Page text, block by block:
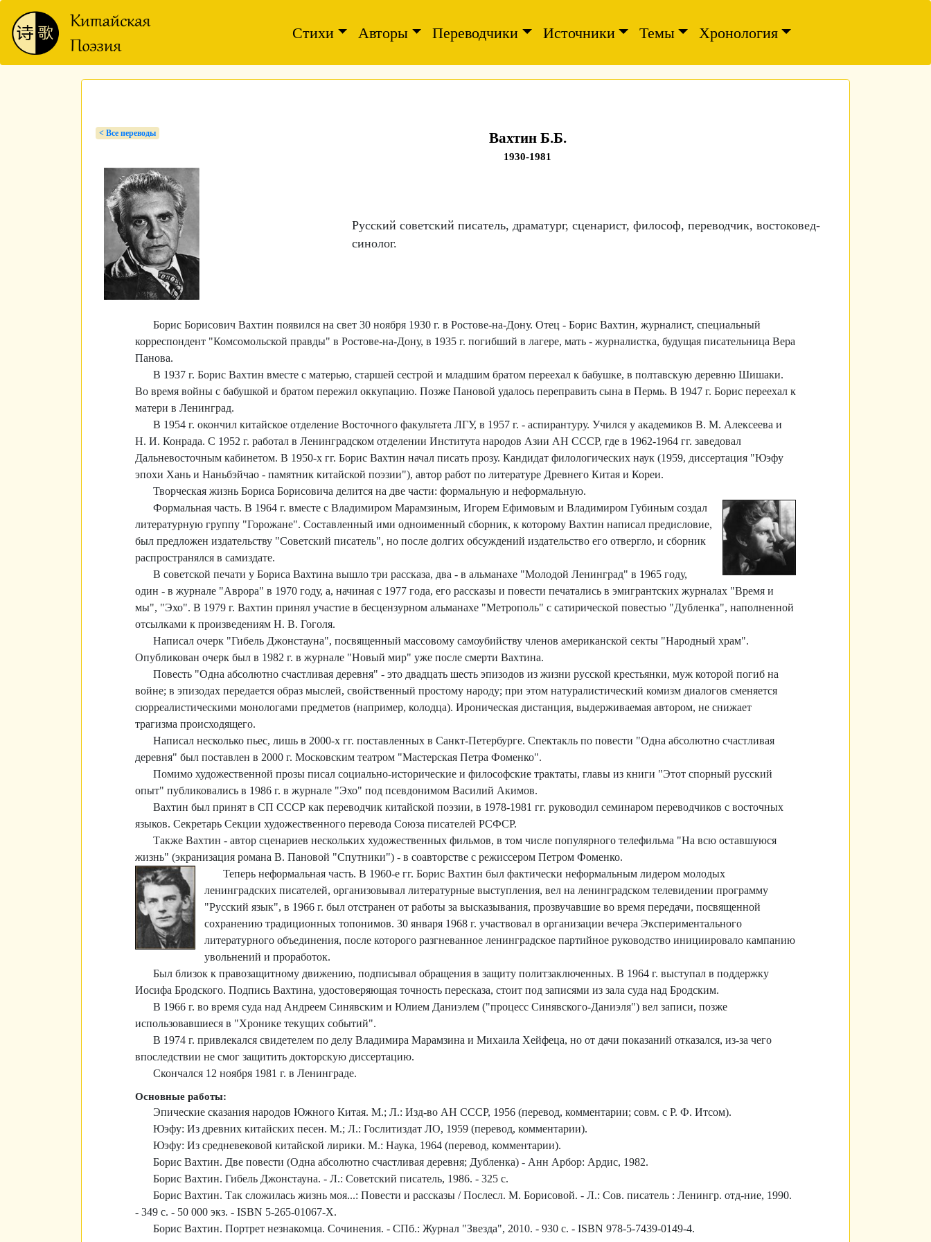
Стихи Авторы Переводчики Источники Темы Хронология
< Bсе переводы Вахтин Б.Б.
1930-1981
Русский советский писатель, драматург, сценарист, философ, переводчик, востоковед-
синолог.
Борис Борисович Вахтин появился на свет 30 ноября 1930 г. в Ростове-на-Дону. Отец - Борис Вахтин, журналист, специальный
корреспондент "Комсомольской правды" в Ростове-на-Дону, в 1935 г. погибший в лагере, мать - журналистка, будущая писательница Вера
Панова.
В 1937 г. Борис Вахтин вместе с матерью, старшей сестрой и младшим братом переехал к бабушке, в полтавскую деревню Шишаки.
Во время войны с бабушкой и братом пережил оккупацию. Позже Пановой удалось переправить сына в Пермь. В 1947 г. Борис переехал к
матери в Ленинград.
В 1954 г. окончил китайское отделение Восточного факультета ЛГУ, в 1957 г. - аспирантуру. Учился у академиков В. М. Алексеева и
Н. И. Конрада. С 1952 г. работал в Ленинградском отделении Института народов Азии АН СССР, где в 1962-1964 гг. заведовал
Дальневосточным кабинетом. В 1950-х гг. Борис Вахтин начал писать прозу. Кандидат филологических наук (1959, диссертация "Юэфу
эпохи Хань и Наньбэйчао - памятник китайской поэзии"), автор работ по литературе Древнего Китая и Кореи.
Творческая жизнь Бориса Борисовича делится на две части: формальную и неформальную.
Формальная часть. В 1964 г. вместе с Владимиром Марамзиным, Игорем Ефимовым и Владимиром Губиным создал
литературную группу "Горожане". Составленный ими одноименный сборник, к которому Вахтин написал предисловие,
был предложен издательству "Советский писатель", но после долгих обсуждений издательство его отвергло, и сборник
распространялся в самиздате.
В советской печати у Бориса Вахтина вышло три рассказа, два - в альманахе "Молодой Ленинград" в 1965 году,
один - в журнале "Аврора" в 1970 году, а, начиная с 1977 года, его рассказы и повести печатались в эмигрантских журналах "Время и
мы", "Эхо". В 1979 г. Вахтин принял участие в бесцензурном альманахе "Метрополь" с сатирической повестью "Дубленка", наполненной
отсылками к произведениям Н. В. Гоголя.
Написал очерк "Гибель Джонстауна", посвященный массовому самоубийству членов американской секты "Народный храм".
Опубликован очерк был в 1982 г. в журнале "Новый мир" уже после смерти Вахтина.
Повесть "Одна абсолютно счастливая деревня" - это двадцать шесть эпизодов из жизни русской крестьянки, муж которой погиб на
войне; в эпизодах передается образ мыслей, свойственный простому народу; при этом натуралистический комизм диалогов сменяется
сюрреалистическими монологами предметов (например, колодца). Ироническая дистанция, выдерживаемая автором, не снижает
трагизма происходящего.
Написал несколько пьес, лишь в 2000-х гг. поставленных в Санкт-Петербурге. Спектакль по повести "Одна абсолютно счастливая
деревня" был поставлен в 2000 г. Московским театром "Мастерская Петра Фоменко".
Помимо художественной прозы писал социально-исторические и философские трактаты, главы из книги "Этот спорный русский
опыт" публиковались в 1986 г. в журнале "Эхо" под псевдонимом Василий Акимов.
Вахтин был принят в СП СССР как переводчик китайской поэзии, в 1978-1981 гг. руководил семинаром переводчиков с восточных
языков. Секретарь Секции художественного перевода Союза писателей РСФСР.
Также Вахтин - автор сценариев нескольких художественных фильмов, в том числе популярного телефильма "На всю оставшуюся
жизнь" (экранизация романа В. Пановой "Спутники") - в соавторстве с режиссером Петром Фоменко.
Теперь неформальная часть. В 1960-е гг. Борис Вахтин был фактически неформальным лидером молодых
ленинградских писателей, организовывал литературные выступления, вел на ленинградском телевидении программу
"Русский язык", в 1966 г. был отстранен от работы за высказывания, прозвучавшие во время передачи, посвященной
сохранению традиционных топонимов. 30 января 1968 г. участвовал в организации вечера Экспериментального
литературного объединения, после которого разгневанное ленинградское партийное руководство инициировало кампанию
увольнений и проработок.
Был близок к правозащитному движению, подписывал обращения в защиту политзаключенных. В 1964 г. выступал в поддержку
Иосифа Бродского. Подпись Вахтина, удостоверяющая точность пересказа, стоит под записями из зала суда над Бродским.
В 1966 г. во время суда над Андреем Синявским и Юлием Даниэлем ("процесс Синявского-Даниэля") вел записи, позже
использовавшиеся в "Хронике текущих событий".
В 1974 г. привлекался свидетелем по делу Владимира Марамзина и Михаила Хейфеца, но от дачи показаний отказался, из-за чего
впоследствии не смог защитить докторскую диссертацию.
Скончался 12 ноября 1981 г. в Ленинграде.
Основные работы:
Эпические сказания народов Южного Китая. М.; Л.: Изд-во АН СССР, 1956 (перевод, комментарии; совм. с Р. Ф. Итсом).
Юэфу: Из древних китайских песен. М.; Л.: Гослитиздат ЛО, 1959 (перевод, комментарии).
Юэфу: Из средневековой китайской лирики. М.: Наука, 1964 (перевод, комментарии).
Борис Вахтин. Две повести (Одна абсолютно счастливая деревня; Дубленка) - Анн Арбор: Ардис, 1982.
Борис Вахтин. Гибель Джонстауна. - Л.: Советский писатель, 1986. - 325 с.
Борис Вахтин. Так сложилась жизнь моя...: Повести и рассказы / Послесл. М. Борисовой. - Л.: Сов. писатель : Ленингр. отд-ние, 1990.
- 349 с. - 50 000 экз. - ISBN 5-265-01067-X.
Борис Вахтин. Портрет незнакомца. Сочинения. - СПб.: Журнал "Звезда", 2010. - 930 с. - ISBN 978-5-7439-0149-4.